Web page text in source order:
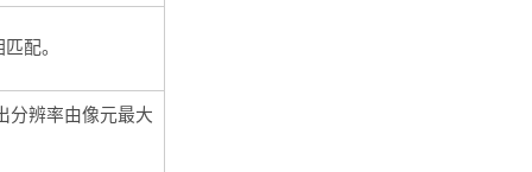
配。
分辨率由像元最大